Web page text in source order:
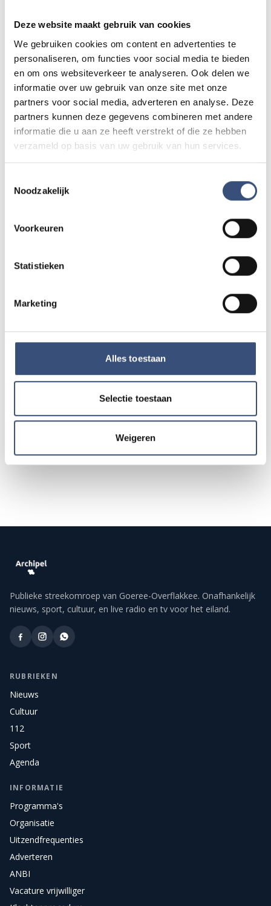
Deze website maakt gebruik van cookies
We gebruiken cookies om content en advertenties te
personaliseren, om functies voor social media te bieden
en om ons websiteverkeer te analyseren. Ook delen we
informatie over uw gebruik van onze site met onze
partners voor social media, adverteren en analyse. Deze
partners kunnen deze gegevens combineren met andere
informatie die u aan ze heeft verstrekt of die ze hebben
verzameld op basis van uw gebruik van hun services.
Noodzakelijk
Voorkeuren
Statistieken
Marketing
Alles toestaan
Selectie toestaan
Weigeren
redactie@omroeparchipel.nl . We kijken er graag naar.
Andere events
8
AUG.
Matinee-concert in Dorpskerk
📍Ouddorp 🕐11:00
11
12
13
AUG.
Hippie Beach Day markt bij Houten Kaap
Publieke streekomroep van Goeree-Overflakkee. Onafhankelijk
nieuws, sport, cultuur, en live radio en tv voor het eiland.
RUBRIEKEN
Nieuws
Cultuur
112
Sport
Agenda
INFORMATIE
Programma's
Organisatie
Uitzendfrequenties
Adverteren
ANBI
Vacature vrijwilliger